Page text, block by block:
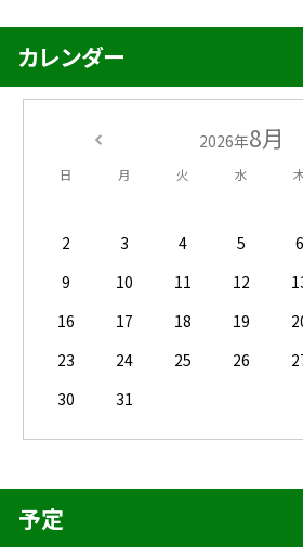
カレンダー
2026年8月
日 月 火 水
2
3 4 5 6
9
10 11 12
16
17 18 19
23
24 25 26
30
31
予定